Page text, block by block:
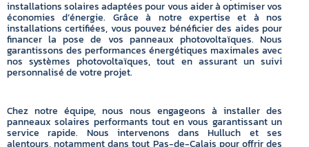
installations solaires adaptées pour vous aider à optimiser vos
économies d’énergie. Grâce à notre expertise et à nos
installations certifiées, vous pouvez bénéficier des aides pour
financer la pose de vos panneaux photovoltaïques. Nous
garantissons des performances énergétiques maximales avec
nos systèmes photovoltaïques, tout en assurant un suivi
personnalisé de votre projet.
Chez notre équipe, nous nous engageons à installer des
panneaux solaires performants tout en vous garantissant un
service rapide. Nous intervenons dans Hulluch et ses
alentours, notamment dans tout Pas-de-Calais pour offrir des